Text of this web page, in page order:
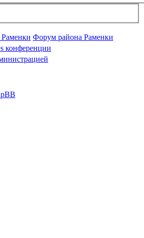
Форум района Раменки
конференции